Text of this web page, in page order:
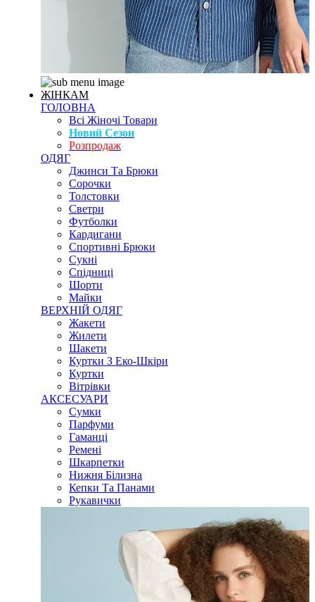
ЖІНКАМ
ГОЛОВНА
Всі Жіночі Товари
Новий Сезон
Розпродаж
ОДЯГ
Джинси Та Брюки
Сорочки
Толстовки
Светри
Футболки
Кардигани
Спортивні Брюки
Сукні
Спідниці
Шорти
Майки
ВЕРХНІЙ ОДЯГ
Жакети
Жилети
Шакети
Куртки З Еко-Шкіри
Куртки
Вітрівки
АКСЕСУАРИ
Сумки
Парфуми
Гаманці
Ремені
Шкарпетки
Нижня Білизна
Кепки Та Панами
Рукавички